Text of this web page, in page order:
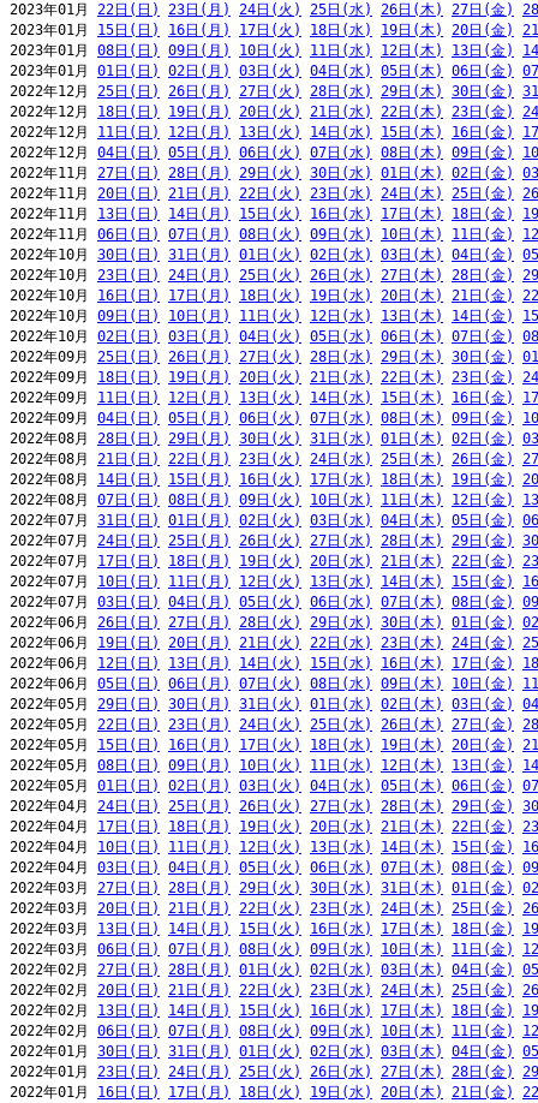
2023年01月 22日(日) 23日(月) 24日(火) 25日(水) 26日(木) 27日(金)
2023年01月 15日(日) 16日(月) 17日(火) 18日(水) 19日(木) 20日(金)
2023年01月 08日(日) 09日(月) 10日(火) 11日(水) 12日(木) 13日(金)
2023年01月 01日(日) 02日(月) 03日(火) 04日(水) 05日(木) 06日(金)
2022年12月 25日(日) 26日(月) 27日(火) 28日(水) 29日(木) 30日(金)
2022年12月 18日(日) 19日(月) 20日(火) 21日(水) 22日(木) 23日(金)
2022年12月 11日(日) 12日(月) 13日(火) 14日(水) 15日(木) 16日(金)
2022年12月 04日(日) 05日(月) 06日(火) 07日(水) 08日(木) 09日(金)
2022年11月 27日(日) 28日(月) 29日(火) 30日(水) 01日(木) 02日(金)
2022年11月 20日(日) 21日(月) 22日(火) 23日(水) 24日(木) 25日(金)
2022年11月 13日(日) 14日(月) 15日(火) 16日(水) 17日(木) 18日(金)
2022年11月 06日(日) 07日(月) 08日(火) 09日(水) 10日(木) 11日(金)
2022年10月 30日(日) 31日(月) 01日(火) 02日(水) 03日(木) 04日(金)
2022年10月 23日(日) 24日(月) 25日(火) 26日(水) 27日(木) 28日(金)
2022年10月 16日(日) 17日(月) 18日(火) 19日(水) 20日(木) 21日(金)
2022年10月 09日(日) 10日(月) 11日(火) 12日(水) 13日(木) 14日(金)
2022年10月 02日(日) 03日(月) 04日(火) 05日(水) 06日(木) 07日(金)
2022年09月 25日(日) 26日(月) 27日(火) 28日(水) 29日(木) 30日(金)
2022年09月 18日(日) 19日(月) 20日(火) 21日(水) 22日(木) 23日(金)
2022年09月 11日(日) 12日(月) 13日(火) 14日(水) 15日(木) 16日(金)
2022年09月 04日(日) 05日(月) 06日(火) 07日(水) 08日(木) 09日(金)
2022年08月 28日(日) 29日(月) 30日(火) 31日(水) 01日(木) 02日(金)
2022年08月 21日(日) 22日(月) 23日(火) 24日(水) 25日(木) 26日(金)
2022年08月 14日(日) 15日(月) 16日(火) 17日(水) 18日(木) 19日(金)
2022年08月 07日(日) 08日(月) 09日(火) 10日(水) 11日(木) 12日(金)
2022年07月 31日(日) 01日(月) 02日(火) 03日(水) 04日(木) 05日(金)
2022年07月 24日(日) 25日(月) 26日(火) 27日(水) 28日(木) 29日(金)
2022年07月 17日(日) 18日(月) 19日(火) 20日(水) 21日(木) 22日(金)
2022年07月 10日(日) 11日(月) 12日(火) 13日(水) 14日(木) 15日(金)
2022年07月 03日(日) 04日(月) 05日(火) 06日(水) 07日(木) 08日(金)
2022年06月 26日(日) 27日(月) 28日(火) 29日(水) 30日(木) 01日(金)
2022年06月 19日(日) 20日(月) 21日(火) 22日(水) 23日(木) 24日(金)
2022年06月 12日(日) 13日(月) 14日(火) 15日(水) 16日(木) 17日(金)
2022年06月 05日(日) 06日(月) 07日(火) 08日(水) 09日(木) 10日(金)
2022年05月 29日(日) 30日(月) 31日(火) 01日(水) 02日(木) 03日(金)
2022年05月 22日(日) 23日(月) 24日(火) 25日(水) 26日(木) 27日(金)
2022年05月 15日(日) 16日(月) 17日(火) 18日(水) 19日(木) 20日(金)
2022年05月 08日(日) 09日(月) 10日(火) 11日(水) 12日(木) 13日(金)
2022年05月 01日(日) 02日(月) 03日(火) 04日(水) 05日(木) 06日(金)
2022年04月 24日(日) 25日(月) 26日(火) 27日(水) 28日(木) 29日(金)
2022年04月 17日(日) 18日(月) 19日(火) 20日(水) 21日(木) 22日(金)
2022年04月 10日(日) 11日(月) 12日(火) 13日(水) 14日(木) 15日(金)
2022年04月 03日(日) 04日(月) 05日(火) 06日(水) 07日(木) 08日(金)
2022年03月 27日(日) 28日(月) 29日(火) 30日(水) 31日(木) 01日(金)
2022年03月 20日(日) 21日(月) 22日(火) 23日(水) 24日(木) 25日(金)
2022年03月 13日(日) 14日(月) 15日(火) 16日(水) 17日(木) 18日(金)
2022年03月 06日(日) 07日(月) 08日(火) 09日(水) 10日(木) 11日(金)
2022年02月 27日(日) 28日(月) 01日(火) 02日(水) 03日(木) 04日(金)
2022年02月 20日(日) 21日(月) 22日(火) 23日(水) 24日(木) 25日(金)
2022年02月 13日(日) 14日(月) 15日(火) 16日(水) 17日(木) 18日(金)
2022年02月 06日(日) 07日(月) 08日(火) 09日(水) 10日(木) 11日(金)
2022年01月 30日(日) 31日(月) 01日(火) 02日(水) 03日(木) 04日(金)
2022年01月 23日(日) 24日(月) 25日(火) 26日(水) 27日(木) 28日(金)
2022年01月 16日(日) 17日(月) 18日(火) 19日(水) 20日(木) 21日(金)